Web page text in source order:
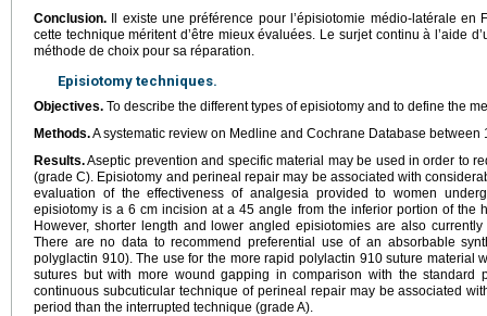
Conclusion. Il existe une préférence pour l’épisiotomie médio-latérale
cette technique méritent d’être mieux évaluées. Le surjet continu à l’aide
méthode de choix pour sa réparation.
Episiotomy techniques.
Objectives. To describe the different types of episiotomy and to define the
Methods.A systematic review on Medline and Cochrane Database
Results.Aseptic prevention and specific material may be used in order to
(grade C). Episiotomy and perineal repair may be associated with
evaluation of the effectiveness of analgesia provided to women
episiotomy is a 6 cm incision at a 45 angle from the inferior portion of the
However, shorter length and lower angled episiotomies are also
There are no data to recommend preferential use of an absorbable
polyglactin 910). The use for the more rapid polylactin 910 suture material
sutures but with more wound gapping in comparison with the standard
continuous subcuticular technique of perineal repair may be associated
period than the interrupted technique (grade A).